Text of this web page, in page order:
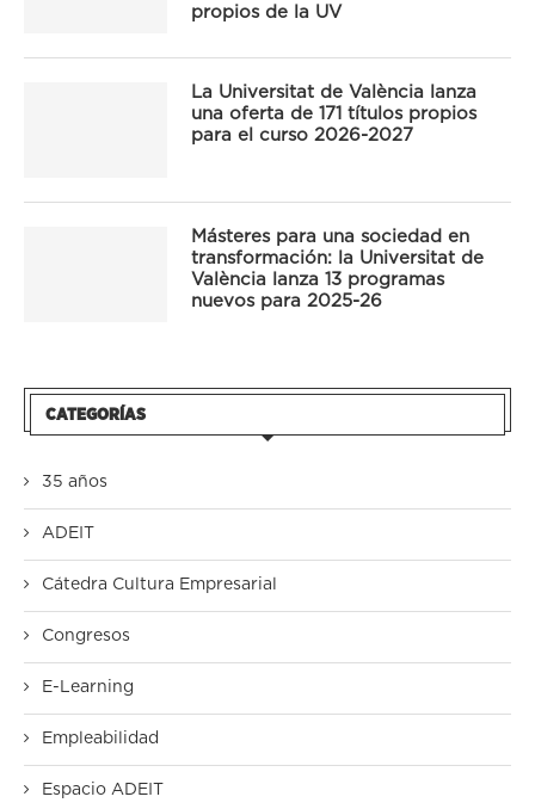
propios de la UV
La Universitat de València lanza
una oferta de 171 títulos propios
para el curso 2026-2027
Másteres para una sociedad en
transformación: la Universitat de
València lanza 13 programas
nuevos para 2025-26
CATEGORÍAS
35 años
ADEIT
Cátedra Cultura Empresarial
Congresos
E-Learning
Empleabilidad
Espacio ADEIT